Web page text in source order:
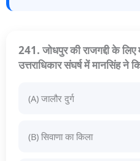
241. जोधपुर की राजगद्दी के
उत्तराधिकार संघर्ष में मानसिंह
(A) जालौर दुर्ग
(B) सिवाणा का किला